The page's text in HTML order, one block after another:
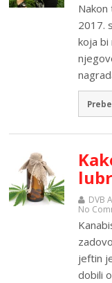
2017.
koja bi
DVB
No
jeftin
dobili